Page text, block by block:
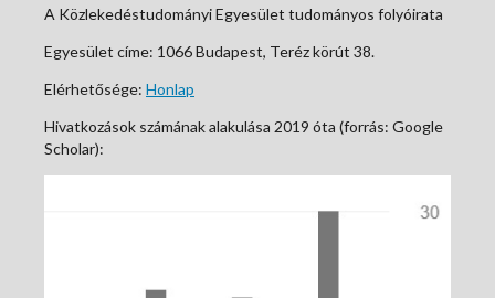
A Közlekedéstudományi Egyesület tudományos folyóirata
Egyesület címe: 1066 Budapest, Teréz körút 38.
Elérhetősége: Honlap
Hivatkozások számának alakulása 2019 óta (forrás: Google
Scholar):